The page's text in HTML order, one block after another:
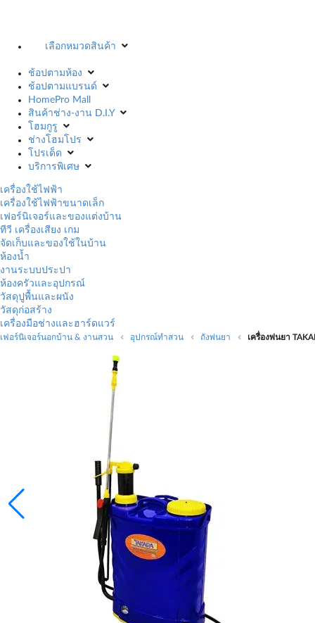
เลือกหมวดสินค้า
ช้อปตามห้อง
ช้อปตามแบรนด์
HomePro Mall
สินค้าช่าง-งาน D.I.Y
โฮมกูรู
ช่างโฮมโปร
โปรเด็ด
บริการพิเศษ
เครื่องใช้ไฟฟ้า
เครื่องใช้ไฟฟ้าขนาดเล็ก
เฟอร์นิเจอร์และของแต่งบ้าน
ทีวี เครื่องเสียง เกม
จัดเก็บและของใช้ในบ้าน
ห้องน้ำ
งานระบบประปา
ห้องครัวและอุปกรณ์
วัสดุปูพื้นและผนัง
วัสดุก่อสร้าง
เครื่องมือช่างและฮาร์ดแวร์
เฟอร์นิเจอร์นอกบ้าน & งานสวน อุปกรณ์ทำสวน ถังพ่นยา เครื่องพ่นยา